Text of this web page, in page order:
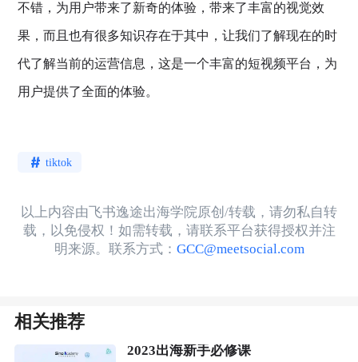
不错，为用户带来了新奇的体验，带来了丰富的视觉效
果，而且也有很多知识存在于其中，让我们了解现在的时
代了解当前的运营信息，这是一个丰富的短视频平台，为
用户提供了全面的体验。
tiktok
以上内容由飞书逸途出海学院原创/转载，请勿私自转
载，以免侵权！如需转载，请联系平台获得授权并注
明来源。联系方式： GCC@meetsocial.com
相关推荐
2023出海新手必修课